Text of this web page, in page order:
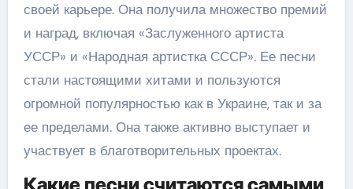
своей карьере. Она получила множество премий
и наград, включая «Заслуженного артиста
УССР» и «Народная артистка СССР». Ее песни
стали настоящими хитами и пользуются
огромной популярностью как в Украине, так и за
ее пределами. Она также активно выступает и
участвует в благотворительных проектах.